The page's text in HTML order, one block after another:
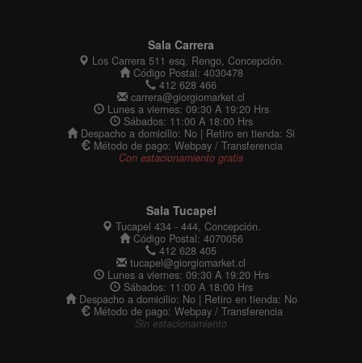
Sala Carrera
Los Carrera 511 esq. Rengo, Concepción.
Código Postal: 4030478
412 628 466
carrera@giorgiomarket.cl
Lunes a viernes: 09:30 A 19:20 Hrs
Sábados: 11:00 A 18:00 Hrs
Despacho a domicilio: No | Retiro en tienda: Si
Método de pago: Webpay / Transferencia
Con estacionamiento gratis
Sala Tucapel
Tucapel 434 - 444, Concepción.
Código Postal: 4070056
412 628 405
tucapel@giorgiomarket.cl
Lunes a viernes: 09:30 A 19:20 Hrs
Sábados: 11:00 A 18:00 Hrs
Despacho a domicilio: No | Retiro en tienda: No
Método de pago: Webpay / Transferencia
Sin estacionamiento